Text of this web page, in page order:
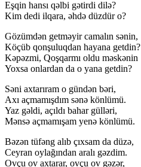
Eşqin hansı qəlbi gətirdi dilə?
Kim dedi ilqara, əhdə düzdür o?
Gözümdən getməyir camalın sənin,
Köçüb qonşuluqdan hayana getdin?
Kəpəzmi, Qoşqarmı oldu məskənin
Yoxsa onlardan da o yana getdin?
Səni axtarıram o gündən bəri,
Axı açmamışdım sənə könlümü.
Yaz gəldi, açıldı bahar gülləri,
Mənsə açmamışam yenə könlümü.
Bəzən tüfəng alıb çıxsam da düzə,
Ceyran oylağından aralı gəzdim.
Ovçu ov axtarar, ovçu ov gəzər,